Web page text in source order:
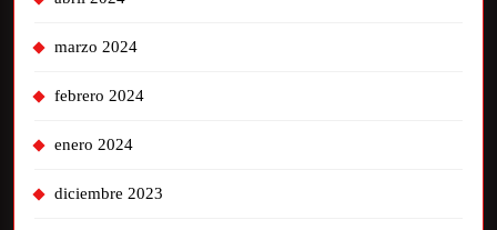
marzo 2024
febrero 2024
enero 2024
diciembre 2023